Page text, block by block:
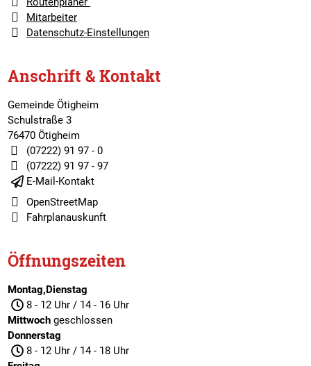
Mitarbeiter
Datenschutz-Einstellungen
Anschrift & Kontakt
Gemeinde Ötigheim
Schulstraße 3
76470 Ötigheim
(07222) 91 97 - 0
(07222) 91 97 - 97
E-Mail-Kontakt
OpenStreetMap
Fahrplanauskunft
Öffnungszeiten
Montag,Dienstag
8 - 12 Uhr / 14 - 16 Uhr
Mittwochgeschlossen
Donnerstag
8 - 12 Uhr / 14 - 18 Uhr